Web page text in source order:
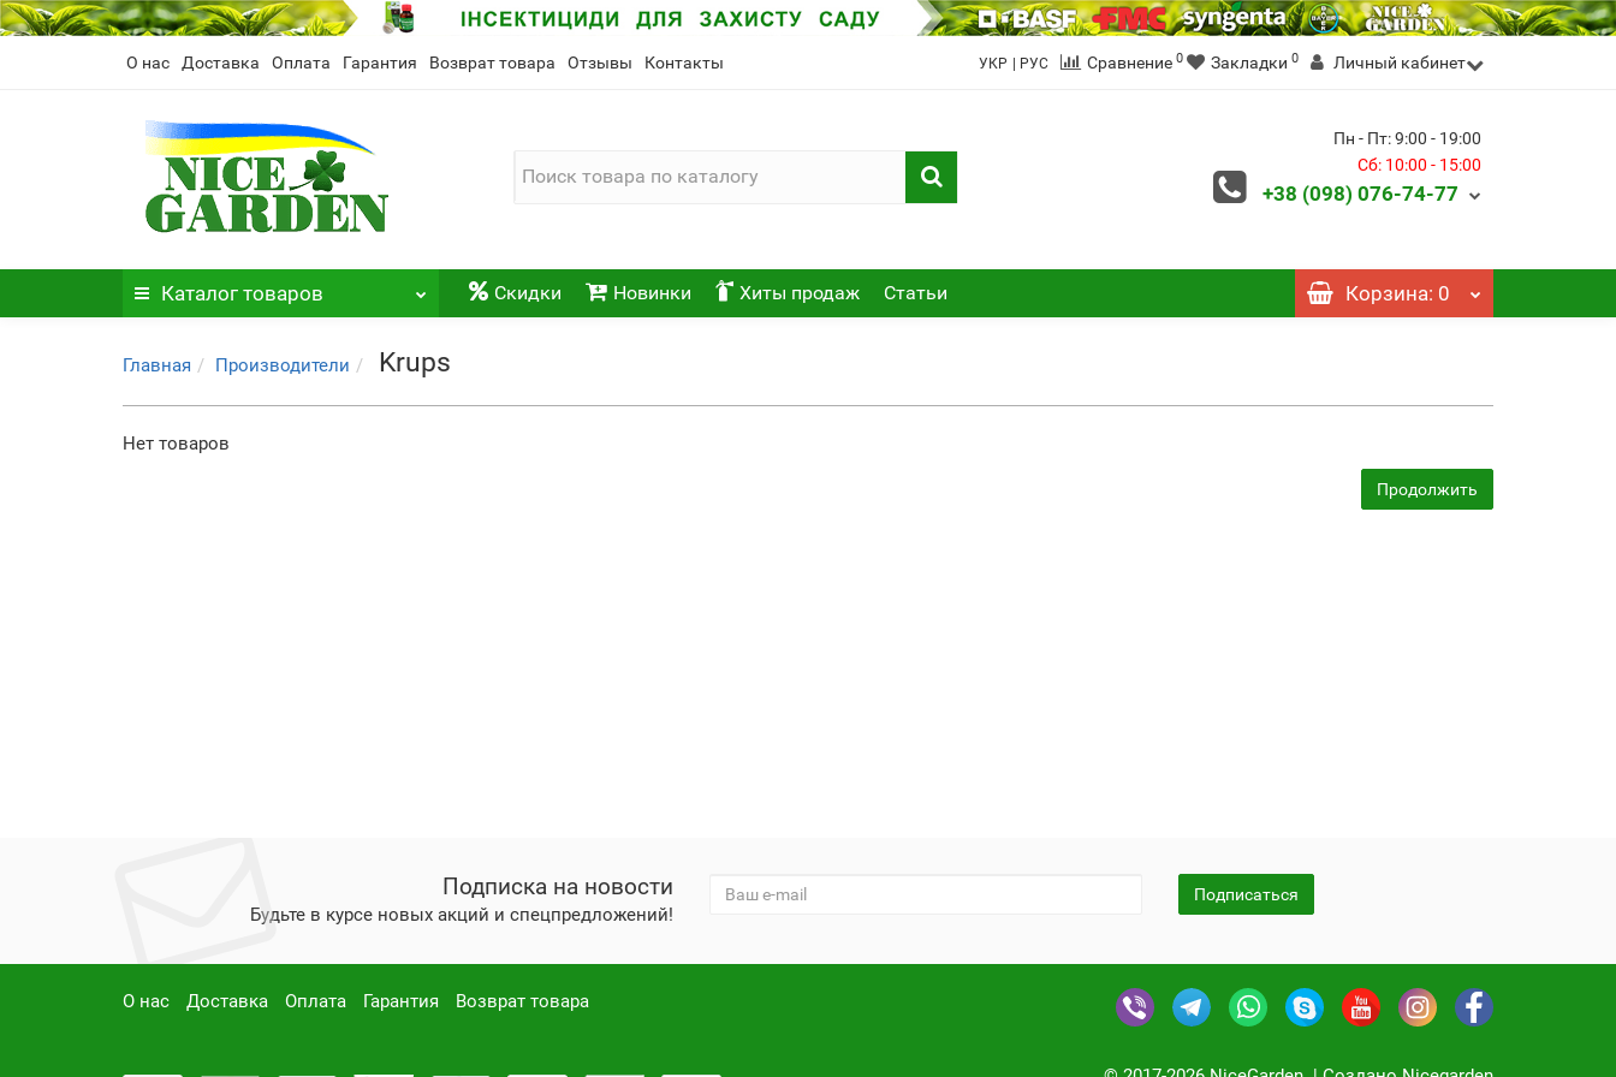
О нас Доставка Оплата Гарантия Возврат товара Отзывы Контакты УКР | РУС Сравнение 0 Закладки 0 Личный кабинет
Пн - Пт: 9:00 - 19:00
Сб: 10:00 - 15:00
+38 (098) 076-74-77
Каталог товаров Скидки Новинки Хиты продаж Статьи Корзина: 0
Главная Производители Krups
Нет товаров
Продолжить
Подписка на новости
Будьте в курсе новых акций и спецпредложений!
Подписаться
О нас Доставка Оплата Гарантия Возврат товара